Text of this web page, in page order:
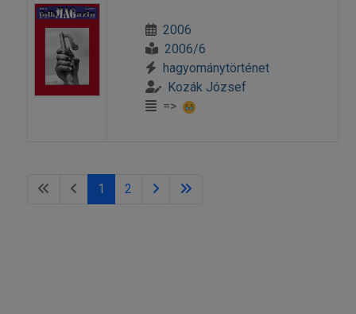
2006
2006/6
hagyománytörténet
Kozák József
=>
1 2